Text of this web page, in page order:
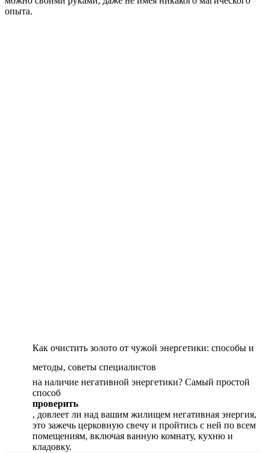
опыта.
Как очистить золото от чужой энергетики: способы и
методы, советы специалистов
на наличие негативной энергетики? Самый простой
способ
проверить
, довлеет ли над вашим жилищем негативная энергия,
это зажечь церковную свечу и пройтись с ней по всем
помещениям, включая ванную комнату, кухню и
кладовку.